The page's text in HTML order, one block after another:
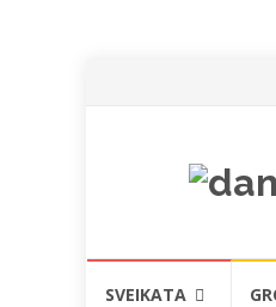
SVEIKATA